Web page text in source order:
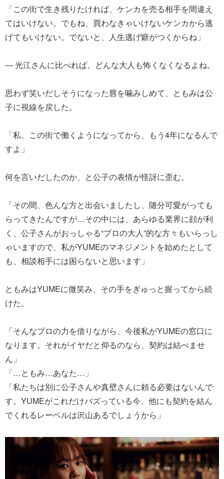
「この街で生き残りたければ、ケンカを売る相手を間違え
てはいけない。でもね、買わなきゃいけないケンカから逃
げてもいけない。でないと、人生逃げ癖がつくからね」
― 光江さんに比べれば、どんな大人も怖くなくなるよね。
思わず笑いだしそうになった唇を噛みしめて、ともみは公
子に視線を戻した。
「私、この街で働くようになってから、もう4年になるんで
すよ」
何を言いだしたのか、と公子の表情が怪訝に歪む。
「その間、色んな方と出会いましたし、随分可愛がっても
らってきたんですが…その中には、あらゆる業界に顔が利
く、公子さんがおっしゃる“プロの大人”的な方々もいらっし
ゃいますので、私がYUMEのマネジメントを始めたとして
も、相談相手には困らないと思います」
ともみはYUMEに微笑み、その手をぎゅっと握ってから続
けた。
「そんなプロの力を借りながら、今後私がYUMEの窓口に
なります。それがイヤだと仰るのなら、契約は結べませ
ん」
「…ともみ…あなた…」
「私たちは別に公子さんや真壁さんに頼る必要はないんで
す。YUMEがこれだけバズっている今、他にも契約を結ん
でくれるレーベルは沢山あるでしょうから」